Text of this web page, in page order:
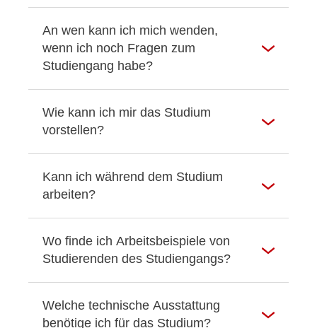
An wen kann ich mich wenden,
wenn ich noch Fragen zum
Studiengang habe?
Wie kann ich mir das Studium
vorstellen?
Kann ich während dem Studium
arbeiten?
Wo finde ich Arbeitsbeispiele von
Studierenden des Studiengangs?
Welche technische Ausstattung
benötige ich für das Studium?